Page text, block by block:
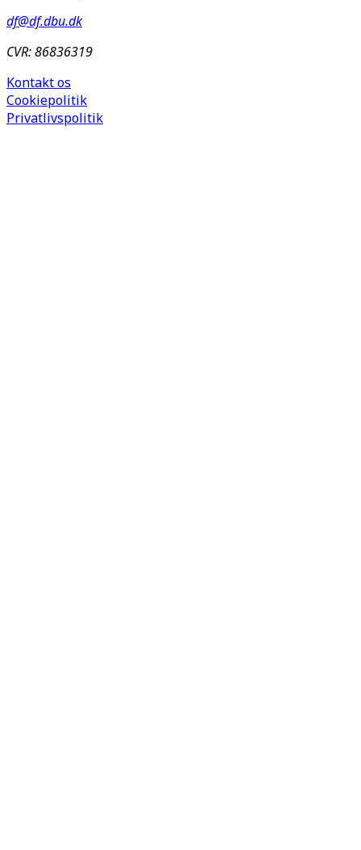
df@df.dbu.dk
CVR: 86836319
Kontakt os
Cookiepolitik
Privatlivspolitik